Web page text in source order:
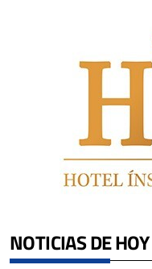
NOTICIAS DE HOY